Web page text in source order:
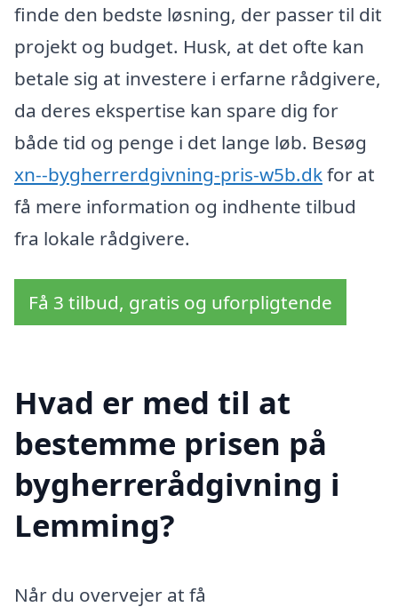
finde den bedste løsning, der passer til dit
projekt og budget. Husk, at det ofte kan
betale sig at investere i erfarne rådgivere,
da deres ekspertise kan spare dig for
både tid og penge i det lange løb. Besøg
xn--bygherrerdgivning-pris-w5b.dkfor at
få mere information og indhente tilbud
fra lokale rådgivere.
Få 3 tilbud, gratis og uforpligtende
Hvad er med til at
bestemme prisen på
bygherrerådgivning i
Lemming?
Når du overvejer at få